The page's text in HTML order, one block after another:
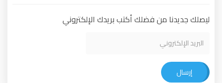
ليصلك جديدنا من فضلك أكتب بريدك الإلكتروني
إرسال